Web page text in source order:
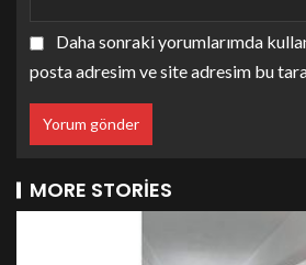
Daha sonraki yorumlarımda
posta adresim ve site adresim bu
MORE STORIES